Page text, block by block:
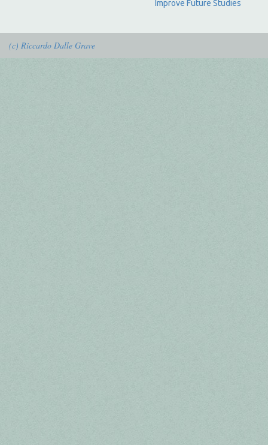
Improve Future Studies
(c) Riccardo Dalle Grave